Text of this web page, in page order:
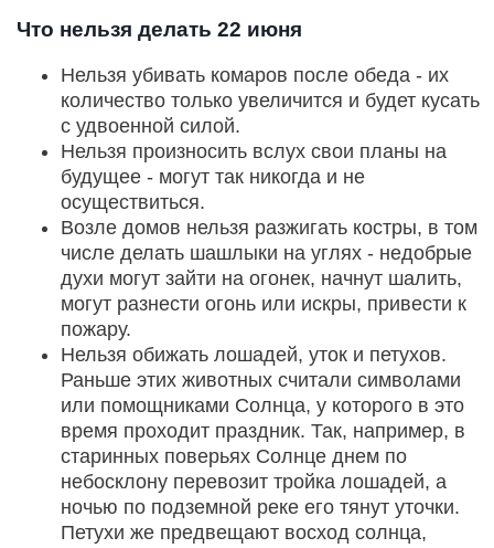
Что нельзя делать 22 июня
Нельзя убивать комаров после обеда - их
количество только увеличится и будет кусать
с удвоенной силой.
Нельзя произносить вслух свои планы на
будущее - могут так никогда и не
осуществиться.
Возле домов нельзя разжигать костры, в том
числе делать шашлыки на углях - недобрые
духи могут зайти на огонек, начнут шалить,
могут разнести огонь или искры, привести к
пожару.
Нельзя обижать лошадей, уток и петухов.
Раньше этих животных считали символами
или помощниками Солнца, у которого в это
время проходит праздник. Так, например, в
старинных поверьях Солнце днем по
небосклону перевозит тройка лошадей, а
ночью по подземной реке его тянут уточки.
Петухи же предвещают восход солнца,